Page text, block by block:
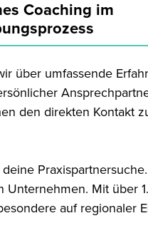
Coaching im
umfassende
den direkten Kontakt
Mit über
auf regionaler